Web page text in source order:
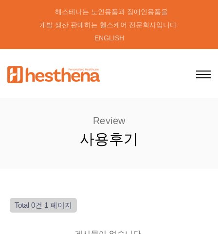
헤스테나는 노인용품과 장애인용품을
개발 생산 판매하는 헬스케어 전문회사입니다.
ENGLISH
Review
사용후기
Total 0건 1 페이지